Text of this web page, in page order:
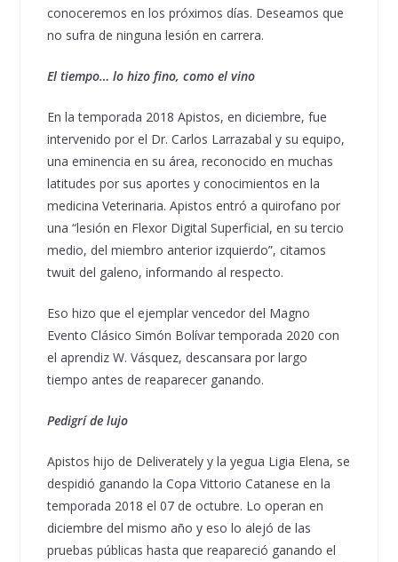
conoceremos en los próximos días. Deseamos que
no sufra de ninguna lesión en carrera.
El tiempo… lo hizo fino, como el vino
En la temporada 2018 Apistos, en diciembre, fue
intervenido por el Dr. Carlos Larrazabal y su equipo,
una eminencia en su área, reconocido en muchas
latitudes por sus aportes y conocimientos en la
medicina Veterinaria. Apistos entró a quirofano por
una “lesión en Flexor Digital Superficial, en su tercio
medio, del miembro anterior izquierdo”, citamos
twuit del galeno, informando al respecto.
Eso hizo que el ejemplar vencedor del Magno
Evento Clásico Simón Bolívar temporada 2020 con
el aprendiz W. Vásquez, descansara por largo
tiempo antes de reaparecer ganando.
Pedigrí de lujo
Apistos hijo de Deliverately y la yegua Ligia Elena, se
despidió ganando la Copa Vittorio Catanese en la
temporada 2018 el 07 de octubre. Lo operan en
diciembre del mismo año y eso lo alejó de las
pruebas públicas hasta que reapareció ganando el